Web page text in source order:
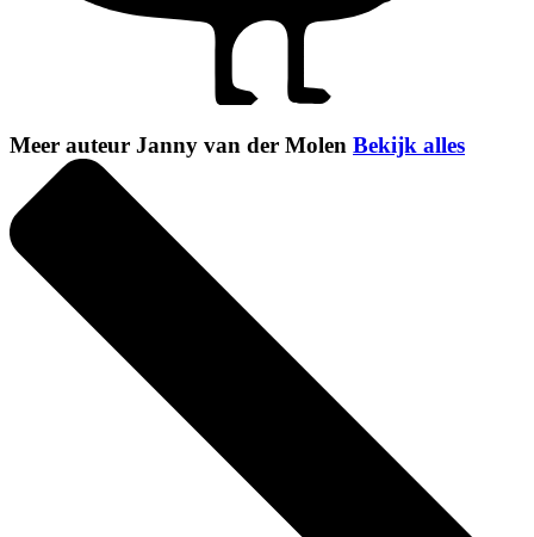
Meer auteur Janny van der Molen Bekijk alles